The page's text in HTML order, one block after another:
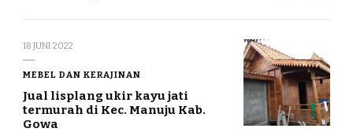
18 JUNI 2022
MEBEL DAN KERAJINAN
Jual lisplang ukir kayu jati
termurah di Kec. Manuju Kab.
Gowa